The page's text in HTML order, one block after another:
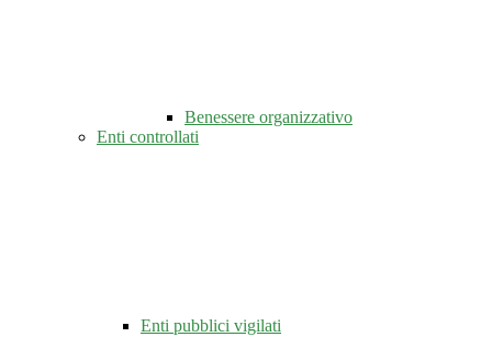
Benessere organizzativo
Enti controllati
Enti pubblici vigilati